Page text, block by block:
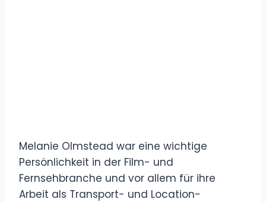
Melanie Olmstead war eine wichtige
Persönlichkeit in der Film- und
Fernsehbranche und vor allem für ihre
Arbeit als Transport- und Location-